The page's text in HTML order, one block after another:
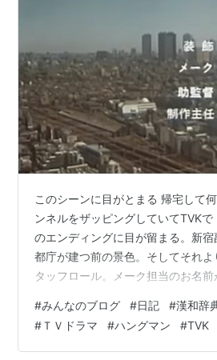
このシーンに目がとまる 帰宅して
ンネルをザッピングしていてTVKで
のエンディングに目が留まる。新
都庁が建つ前の景色。そしてそれ
タッフロール。メーク担当のお名
る。”懿”「い」「よい」「うるわし
しいこと」「よいこと」とあった。
と読むらしい。この女性は映画や
#みんなのブログ #日記 #漢和辞
#ＴＶドラマ #ハングマン #TVK